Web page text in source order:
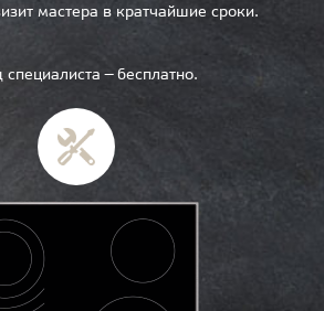
мастера в кратчайшие сроки.
— бесплатно.